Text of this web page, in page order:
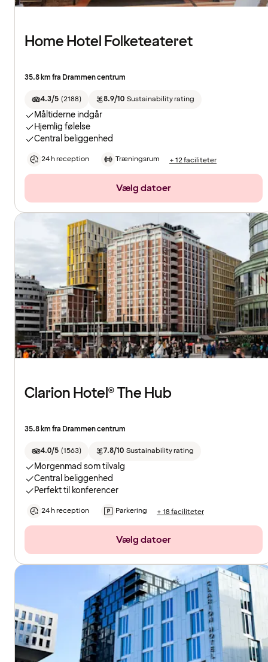
Home Hotel Folketeateret
35.8 km fra Drammen centrum
4.3/5 (2188) 8.9/10 Sustainability rating
Måltiderne indgår
Hjemlig følelse
Central beliggenhed
24 h reception Træningsrum + 12 faciliteter
Vælg datoer
Clarion Hotel® The Hub
35.8 km fra Drammen centrum
4.0/5 (1563) 7.8/10 Sustainability rating
Morgenmad som tilvalg
Central beliggenhed
Perfekt til konferencer
24 h reception Parkering + 18 faciliteter
Vælg datoer